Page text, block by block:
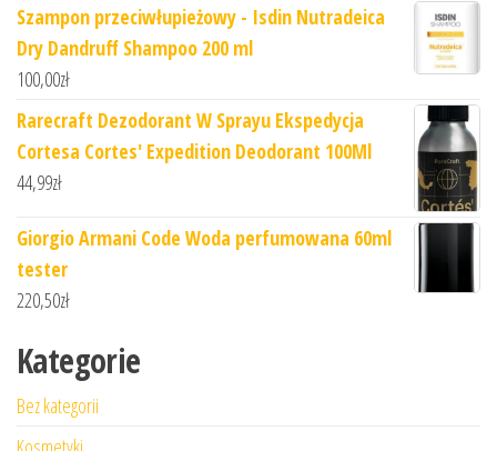
Szampon przeciwłupieżowy - Isdin Nutradeica
Dry Dandruff Shampoo 200 ml
100,00zł
Rarecraft Dezodorant W Sprayu Ekspedycja
Cortesa Cortes' Expedition Deodorant 100Ml
44,99zł
Giorgio Armani Code Woda perfumowana 60ml
tester
220,50zł
Kategorie
Bez kategorii